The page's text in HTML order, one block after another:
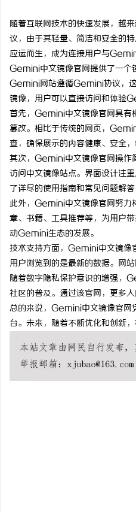
随着互联网技术的快速发展，越
议，由于其轻量、简洁和安全的
应运而生，成为连接用户与
Gemini中文镜像官网提供了一
Gemini网站遵循Gemini协议，这
镜像，用户可以直接访问和体验
首先，Gemini中文镜像官网具有
篡改。相比于传统的网页，
查，确保展示的内容健康、安全
其次，Gemini中文镜像官网操作
访问中文镜像站点。界面设计注
了详尽的使用指南和常见问题解
此外，Gemini中文镜像官网努力
章、书籍、工具推荐等，为用户
动Gemini生态的发展。
技术支持方面，Gemini中文镜像
用户浏览到的是最新的数据。网
随着数字隐私保护意识的增强，
社区的普及。通过该官网，更多
总的来说，Gemini中文镜像官网
台。未来，随着不断优化和创新